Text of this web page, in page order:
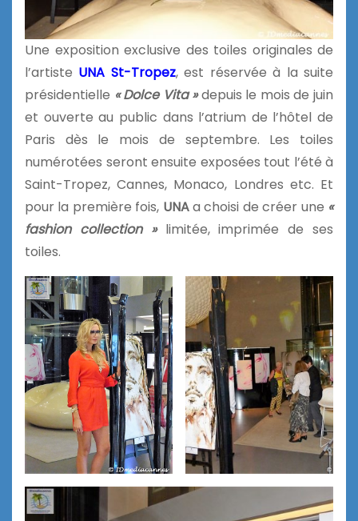
Une exposition exclusive des toiles originales de
l’artiste UNA St-Tropez, est réservée à la suite
présidentielle « Dolce Vita »depuis le mois de juin
et ouverte au public dans l’atrium de l’hôtel de
Paris dès le mois de septembre. Les toiles
numérotées seront ensuite exposées tout l’été à
Saint-Tropez, Cannes, Monaco, Londres etc. Et
pour la première fois, UNAa choisi de créer une «
fashion collection » limitée, imprimée de ses
toiles.